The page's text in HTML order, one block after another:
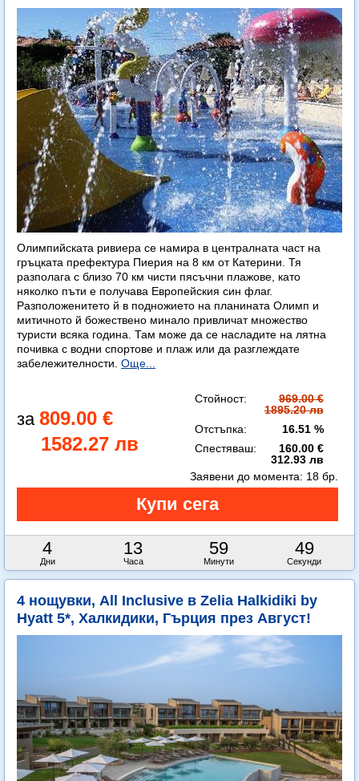
Олимпийската ривиера се намира в централната част на
гръцката префектура Пиерия на 8 км от Катерини. Тя
разполага с близо 70 км чисти пясъчни плажове, като
няколко пъти е получава Европейския син флаг.
Разположенитето й в подножието на планината Олимп и
митичното й божествено минало привличат множество
туристи всяка година. Там може да се насладите на лятна
почивка с водни спортове и плаж или да разглеждате
забележителности. Още...
809.00 €
1582.27 лв
Стойност:
969.00 €
1895.20 лв
Отстъпка:
16.51 %
Спестяваш:
160.00 €
312.93 лв
4
Дни
13
Часа
59
Минути
48
Секунди
Заявени до момента: 18 бр.
4 нощувки, All Inclusive в Zelia Halkidiki by
Hyatt 5*, Халкидики, Гърция през Август!